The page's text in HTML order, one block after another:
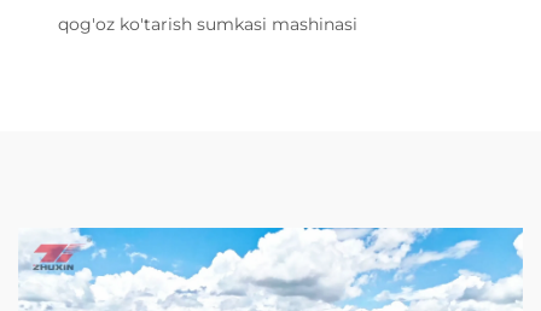
qog'oz ko'tarish sumkasi mashinasi